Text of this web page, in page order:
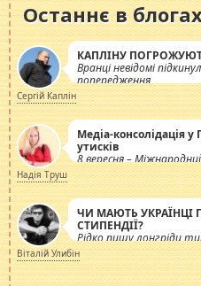
Останнє в
КАПЛІНУ
Вранці невідомі
попередження
Сергій Каплін
Медіа-консолідація
утисків
8 вересня –
журналістів.
Надія Труш
ЧИ МАЮТЬ УКРАЇНЦІ
СТИПЕНДІЇ?
Рідко пишу лонгріди
але вже просто
інсенуації навколо
Штучно роздувається
Віталій Улибін